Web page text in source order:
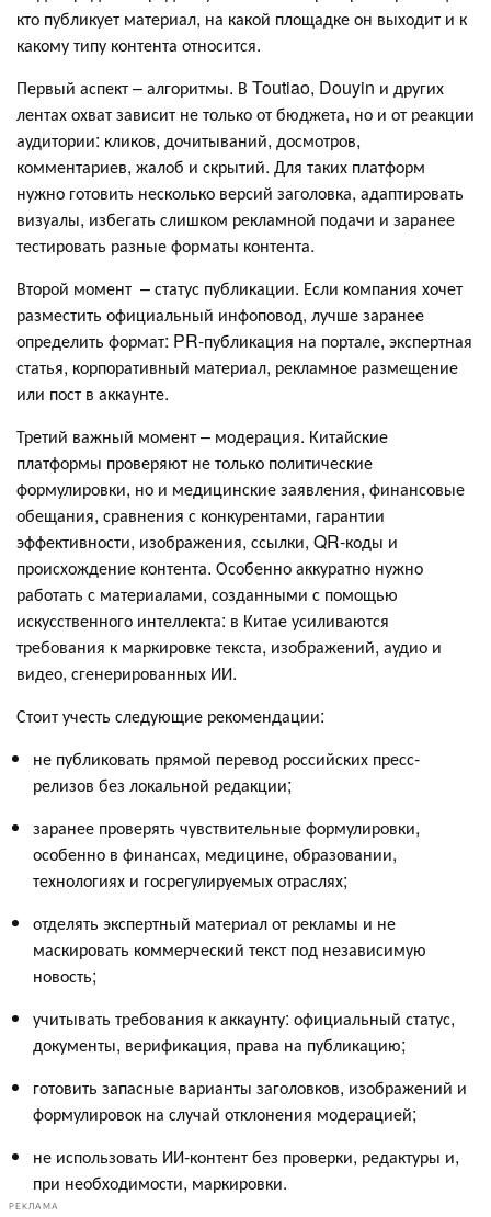
кто публикует материал, на какой площадке он выходит и к
какому типу контента относится.
Первый аспект – алгоритмы. В Toutiao, Douyin и других
лентах охват зависит не только от бюджета, но и от реакции
аудитории: кликов, дочитываний, досмотров,
комментариев, жалоб и скрытий. Для таких платформ
нужно готовить несколько версий заголовка, адаптировать
визуалы, избегать слишком рекламной подачи и заранее
тестировать разные форматы контента.
Второй момент – статус публикации. Если компания хочет
разместить официальный инфоповод, лучше заранее
определить формат: PR-публикация на портале, экспертная
статья, корпоративный материал, рекламное размещение
или пост в аккаунте.
Третий важный момент – модерация. Китайские
платформы проверяют не только политические
формулировки, но и медицинские заявления, финансовые
обещания, сравнения с конкурентами, гарантии
эффективности, изображения, ссылки, QR-коды и
происхождение контента. Особенно аккуратно нужно
работать с материалами, созданными с помощью
искусственного интеллекта: в Китае усиливаются
требования к маркировке текста, изображений, аудио и
видео, сгенерированных ИИ.
Стоит учесть следующие рекомендации:
не публиковать прямой перевод российских пресс-
релизов без локальной редакции;
заранее проверять чувствительные формулировки,
особенно в финансах, медицине, образовании,
технологиях и госрегулируемых отраслях;
отделять экспертный материал от рекламы и не
маскировать коммерческий текст под независимую
новость;
учитывать требования к аккаунту: официальный статус,
документы, верификация, права на публикацию;
готовить запасные варианты заголовков, изображений и
формулировок на случай отклонения модерацией;
не использовать ИИ-контент без проверки, редактуры и,
при необходимости, маркировки.
РЕКЛАМА